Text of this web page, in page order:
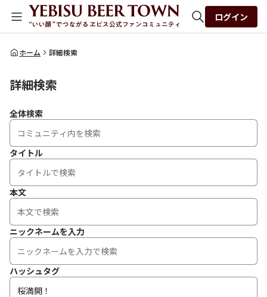
全体検索
ログイン
ホーム 詳細検索
詳細検索
全体検索
タイトル
本文
ニックネームを入力
ハッシュタグ